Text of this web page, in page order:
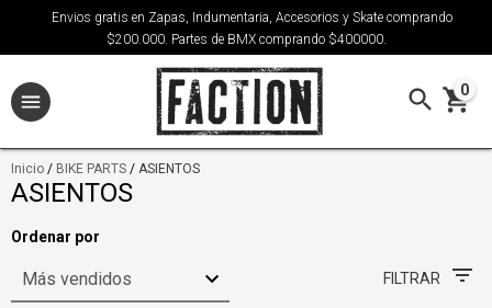
Envios gratis en Zapas, Indumentaria, Accesorios y Skate comprando
$200.000. Partes de BMX comprando $400000.
0
Inicio / BIKE PARTS / ASIENTOS
ASIENTOS
Ordenar por
FILTRAR